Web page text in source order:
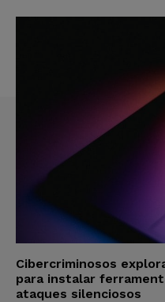
Cibercriminosos
para instalar
ataques silenciosos